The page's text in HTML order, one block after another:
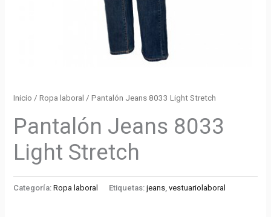
Inicio /Ropa laboral / Pantalón Jeans 8033 Light Stretch
Pantalón Jeans 8033
Light Stretch
Categoría:Ropa laboral Etiquetas:jeans ,vestuariolaboral